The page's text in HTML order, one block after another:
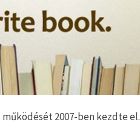
2007-ben kezdte el.